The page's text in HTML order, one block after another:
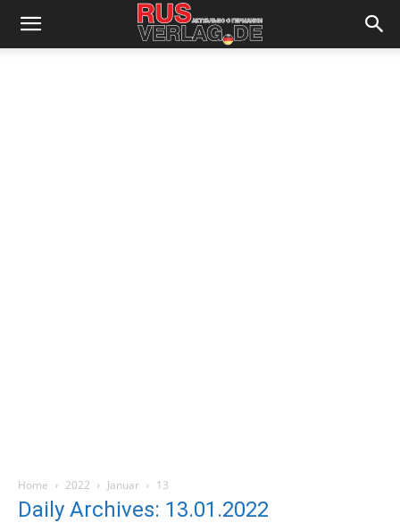
Home 2022 Januar 13
Daily Archives: 13.01.2022